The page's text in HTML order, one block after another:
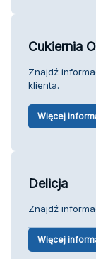
Cukiernia
Znajdź
klienta.
Więcej
Delicja
Znajdź
Więcej